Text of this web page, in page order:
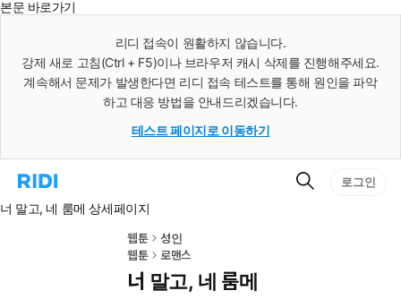
본문 바로가기
리디 접속이 원활하지 않습니다.
강제 새로 고침(Ctrl + F5)이나 브라우저 캐시 삭제를 진행해주세요.
계속해서 문제가 발생한다면 리디 접속 테스트를 통해 원인을 파악
하고 대응 방법을 안내드리겠습니다.
테스트 페이지로 이동하기
리
홈
검
로그인
너 말고, 네 룸메 상세페이지
웹툰
성인
웹툰
로맨스
너 말고, 네 룸메